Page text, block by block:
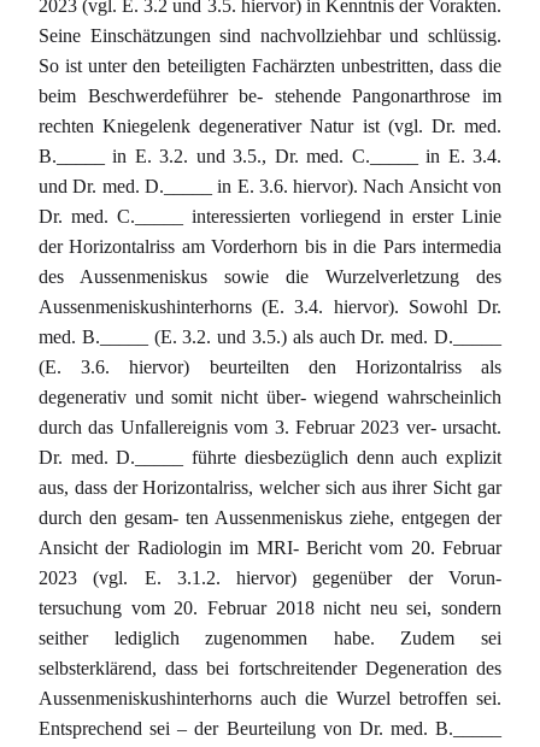
2023 (vgl. E. 3.2 und 3.5. hiervor) in Kenntnis der Vorakten.
Seine Einschätzungen sind nachvollziehbar und schlüssig.
So ist unter den beteiligten Fachärzten unbestritten, dass die
beim Beschwerdeführer be- stehende Pangonarthrose im
rechten Kniegelenk degenerativer Natur ist (vgl. Dr. med.
B._____ in E. 3.2. und 3.5., Dr. med. C._____ in E. 3.4.
und Dr. med. D._____ in E. 3.6. hiervor). Nach Ansicht von
Dr. med. C._____ interessierten vorliegend in erster Linie
der Horizontalriss am Vorderhorn bis in die Pars intermedia
des Aussenmeniskus sowie die Wurzelverletzung des
Aussenmeniskushinterhorns (E. 3.4. hiervor). Sowohl Dr.
med. B._____ (E. 3.2. und 3.5.) als auch Dr. med. D._____
(E. 3.6. hiervor) beurteilten den Horizontalriss als
degenerativ und somit nicht über- wiegend wahrscheinlich
durch das Unfallereignis vom 3. Februar 2023 ver- ursacht.
Dr. med. D._____ führte diesbezüglich denn auch explizit
aus, dass der Horizontalriss, welcher sich aus ihrer Sicht gar
durch den gesam- ten Aussenmeniskus ziehe, entgegen der
Ansicht der Radiologin im MRI- Bericht vom 20. Februar
2023 (vgl. E. 3.1.2. hiervor) gegenüber der Vorun-
tersuchung vom 20. Februar 2018 nicht neu sei, sondern
seither lediglich zugenommen habe. Zudem sei
selbsterklärend, dass bei fortschreitender Degeneration des
Aussenmeniskushinterhorns auch die Wurzel betroffen sei.
Entsprechend sei – der Beurteilung von Dr. med. B._____